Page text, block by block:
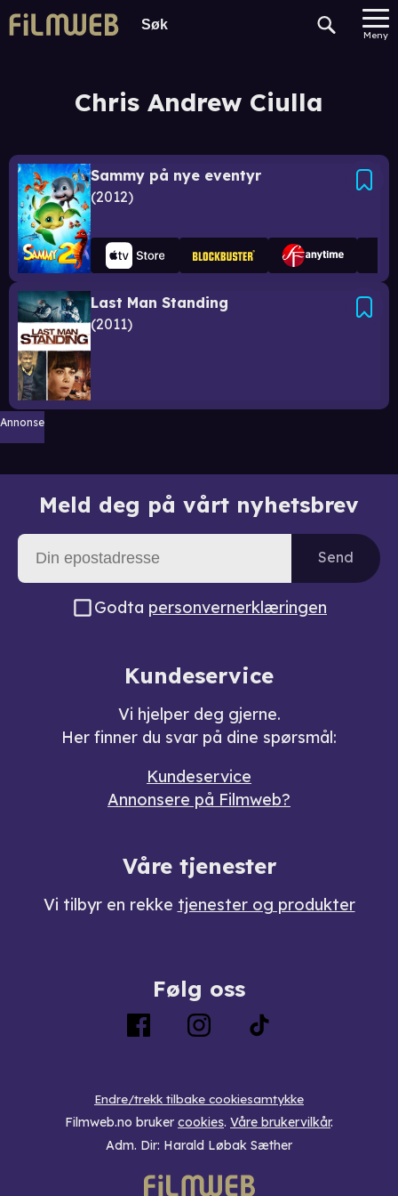
Meny
Chris Andrew Ciulla
Sammy på nye eventyr
2012
Last Man Standing
2011
Annonse
Meld deg på vårt nyhetsbrev
Send
Godta personvernerklæringen
Kundeservice
Vi hjelper deg gjerne.
Her finner du svar på dine spørsmål:
Kundeservice
Annonsere på Filmweb?
Våre tjenester
Vi tilbyr en rekke tjenester og produkter
Følg oss
Endre/trekk tilbake cookiesamtykke
Filmweb.no bruker cookies. Våre brukervilkår.
Adm. Dir: Harald Løbak Sæther